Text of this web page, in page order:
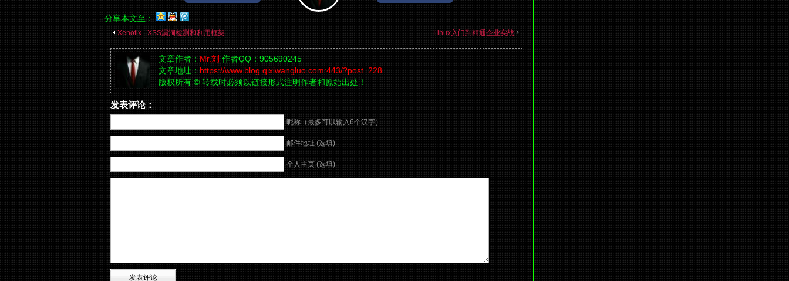
分享本文至：
Xenotix - XSS漏洞检测和利用框架... Linux入门到精通企业实战
文章作者：Mr.刘 作者QQ：905690245
文章地址：https://www.blog.qixiwangluo.com:443/?post=228
版权所有 © 转载时必须以链接形式注明作者和原始出处！
发表评论：
昵称（最多可以输入6个汉字）
邮件地址 (选填)
个人主页 (选填)